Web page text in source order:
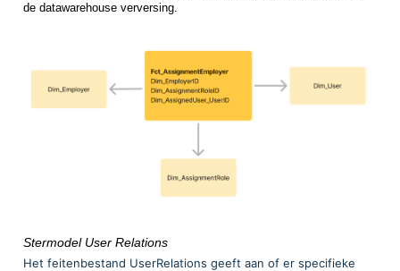
de datawarehouse verversing.
Stermodel User Relations
Het feitenbestand UserRelations geeft aan of er specifieke